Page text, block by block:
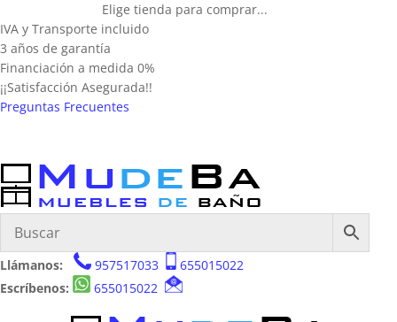
Elige tienda para comprar...
IVA y Transporte incluido
3 años de garantía
Financiación a medida 0%
¡¡Satisfacción Asegurada!!
Preguntas Frecuentes
Llámanos: 957517033
655015022
Escríbenos:
655015022